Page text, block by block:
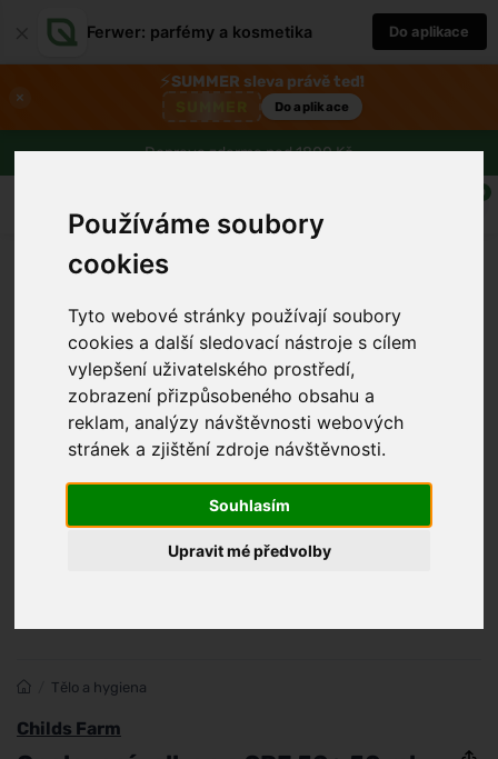
Používáme soubory
cookies
Tyto webové stránky používají soubory
cookies a další sledovací nástroje s cílem
vylepšení uživatelského prostředí,
zobrazení přizpůsobeného obsahu a
reklam, analýzy návštěvnosti webových
stránek a zjištění zdroje návštěvnosti.
Souhlasím
Upravit mé předvolby
Ferwer: parfémy a kosmetika Do aplikace
×
⚡SUMMER sleva právě teď!
Do aplikace
Doprava zdarma nad 1800 Kč
0
Tělo a hygiena
Childs Farm